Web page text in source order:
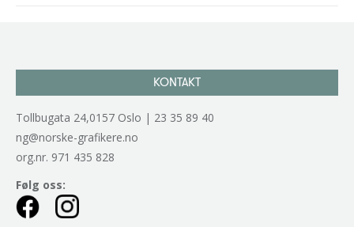
KONTAKT
Tollbugata 24,0157 Oslo | 23 35 89 40
ng@norske-grafikere.no
org.nr. 971 435 828
Følg oss: